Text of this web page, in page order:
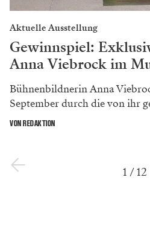
Aktuelle Ausstellung
Gewinnspiel:
Anna Viebrock im
Bühnenbildnerin Anna
September durch die von ihr
VON REDAKTION
1 /12